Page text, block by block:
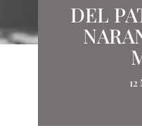
DEL
12